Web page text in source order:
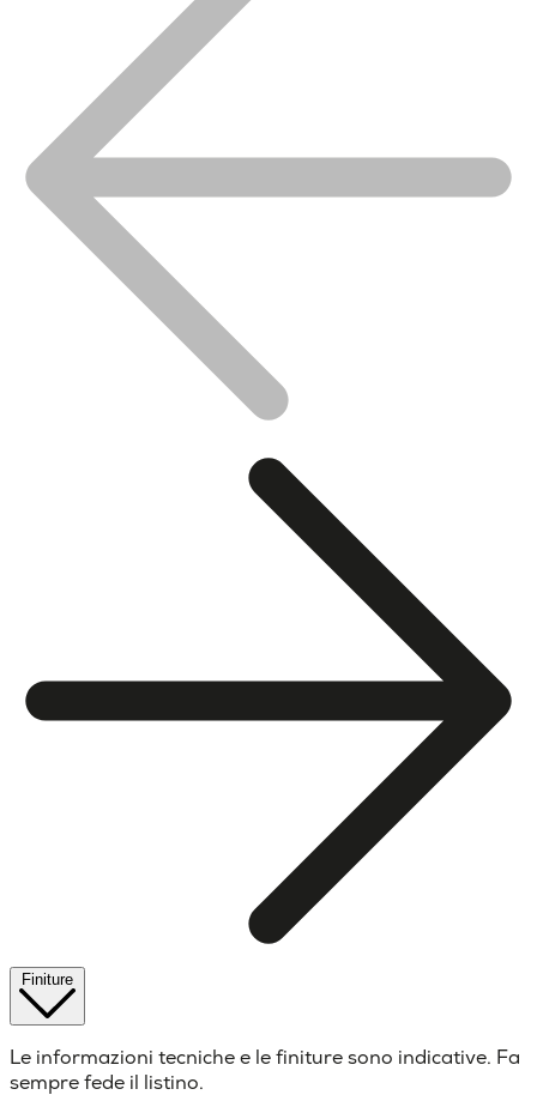
Le informazioni tecniche e le finiture sono indicative. Fa
sempre fede il listino.